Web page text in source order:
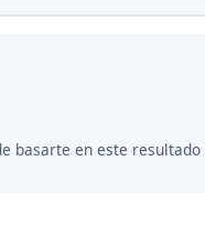
basarte en este